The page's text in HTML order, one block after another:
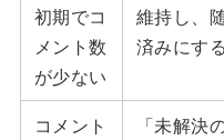
初期でコ
メント数
が少ない
維持し、
済みにする
コメント
「未解決